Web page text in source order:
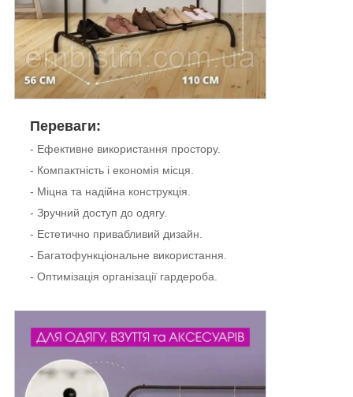
Переваги:
- Ефективне використання простору.
- Компактність і економія місця.
- Міцна та надійна конструкція.
- Зручний доступ до одягу.
- Естетично привабливий дизайн.
- Багатофункціональне використання.
- Оптимізація організації гардероба.